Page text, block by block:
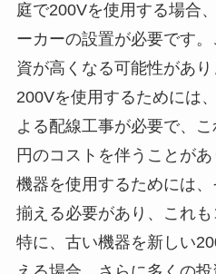
庭で200Vを使用する場合
ーカーの設置が必要です
資が高くなる可能性があ
200Vを使用するためには
よる配線工事が必要で、
円のコストを伴うことが
機器を使用するためには
揃える必要があり、これも
特に、古い機器を新しい